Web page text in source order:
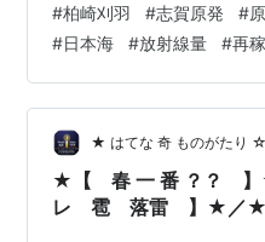
3643?s=20 ＝＝＝＝＝＝
さきさらむ
可申請に “多くの 不備” 発
以降の運転に影響出るおそ
#柏崎刈羽 #志賀原発 #
#日本海 #放射線量 #再
★ はてな 奇 ものがたり ☆
★【 春 一 番 ？？
レ 雹 落雷 】★／★